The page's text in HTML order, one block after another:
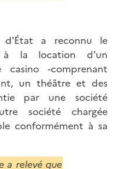
d'État a reconnu le
à la location d'un
-comprenant
un théâtre et des
par une société
société chargée
conformément à sa
a relevé que